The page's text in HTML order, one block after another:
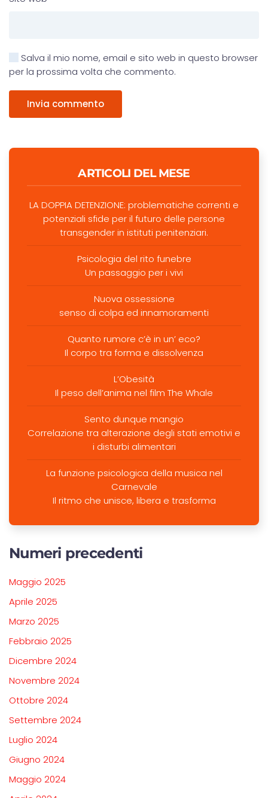
Salva il mio nome, email e sito web in questo browser
per la prossima volta che commento.
Invia commento
ARTICOLI DEL MESE
LA DOPPIA DETENZIONE: problematiche correnti e
potenziali sfide per il futuro delle persone
transgender in istituti penitenziari.
Psicologia del rito funebre
Un passaggio per i vivi
Nuova ossessione
senso di colpa ed innamoramenti
Quanto rumore c’è in un’ eco?
Il corpo tra forma e dissolvenza
L’Obesità
Il peso dell’anima nel film The Whale
Sento dunque mangio
Correlazione tra alterazione degli stati emotivi e
i disturbi alimentari
La funzione psicologica della musica nel
Carnevale
Il ritmo che unisce, libera e trasforma
Numeri precedenti
Maggio 2025
Aprile 2025
Marzo 2025
Febbraio 2025
Dicembre 2024
Novembre 2024
Ottobre 2024
Settembre 2024
Luglio 2024
Giugno 2024
Maggio 2024